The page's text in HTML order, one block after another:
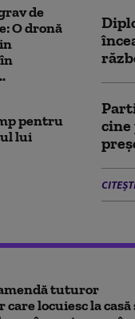
de
O dronă
pentru
lui
cine
tuturor
locuiesc la casă